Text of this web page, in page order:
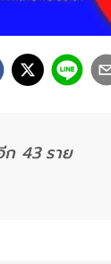
ก 43 ราย